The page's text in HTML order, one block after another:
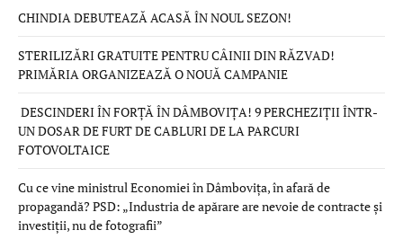
CHINDIA DEBUTEAZĂ ACASĂ ÎN NOUL SEZON!
STERILIZĂRI GRATUITE PENTRU CÂINII DIN RĂZVAD!
PRIMĂRIA ORGANIZEAZĂ O NOUĂ CAMPANIE
DESCINDERI ÎN FORȚĂ ÎN DÂMBOVIȚA! 9 PERCHEZIȚII ÎNTR-
UN DOSAR DE FURT DE CABLURI DE LA PARCURI
FOTOVOLTAICE
Cu ce vine ministrul Economiei în Dâmbovița, în afară de
propagandă? PSD: „Industria de apărare are nevoie de contracte și
investiții, nu de fotografii”